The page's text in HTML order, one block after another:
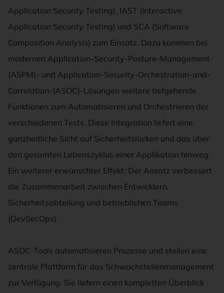
Application Security Testing), IAST (Interactive
Application Security Testing) und SCA (Software
Composition Analysis) zum Einsatz. Dazu kommen bei
modernen Application-Security-Posture-Management-
(ASPM)- und Application-Security-Orchestration-and-
Correlation-(ASOC)-Lösungen weitere tiefgehende
Funktionen zum Automatisieren und Orchestrieren der
verschiedenen Tests. Diese Integration liefert eine
ganzheitliche Sicht auf Sicherheitslücken und das über
den gesamten Lebenszyklus einer Applikation hinweg.
Ein weiterer erwünschter Effekt: Der Ansatz verbessert
die Zusammenarbeit zwischen Entwicklern,
Sicherheitsabteilung und betrieblichen Teams
(DevSecOps).
ASOC-Tools automatisieren Prozesse und stellen eine
zentrale Plattform für das Schwachstellenmanagement
zur Verfügung. Sie liefern einen kompletten Überblick